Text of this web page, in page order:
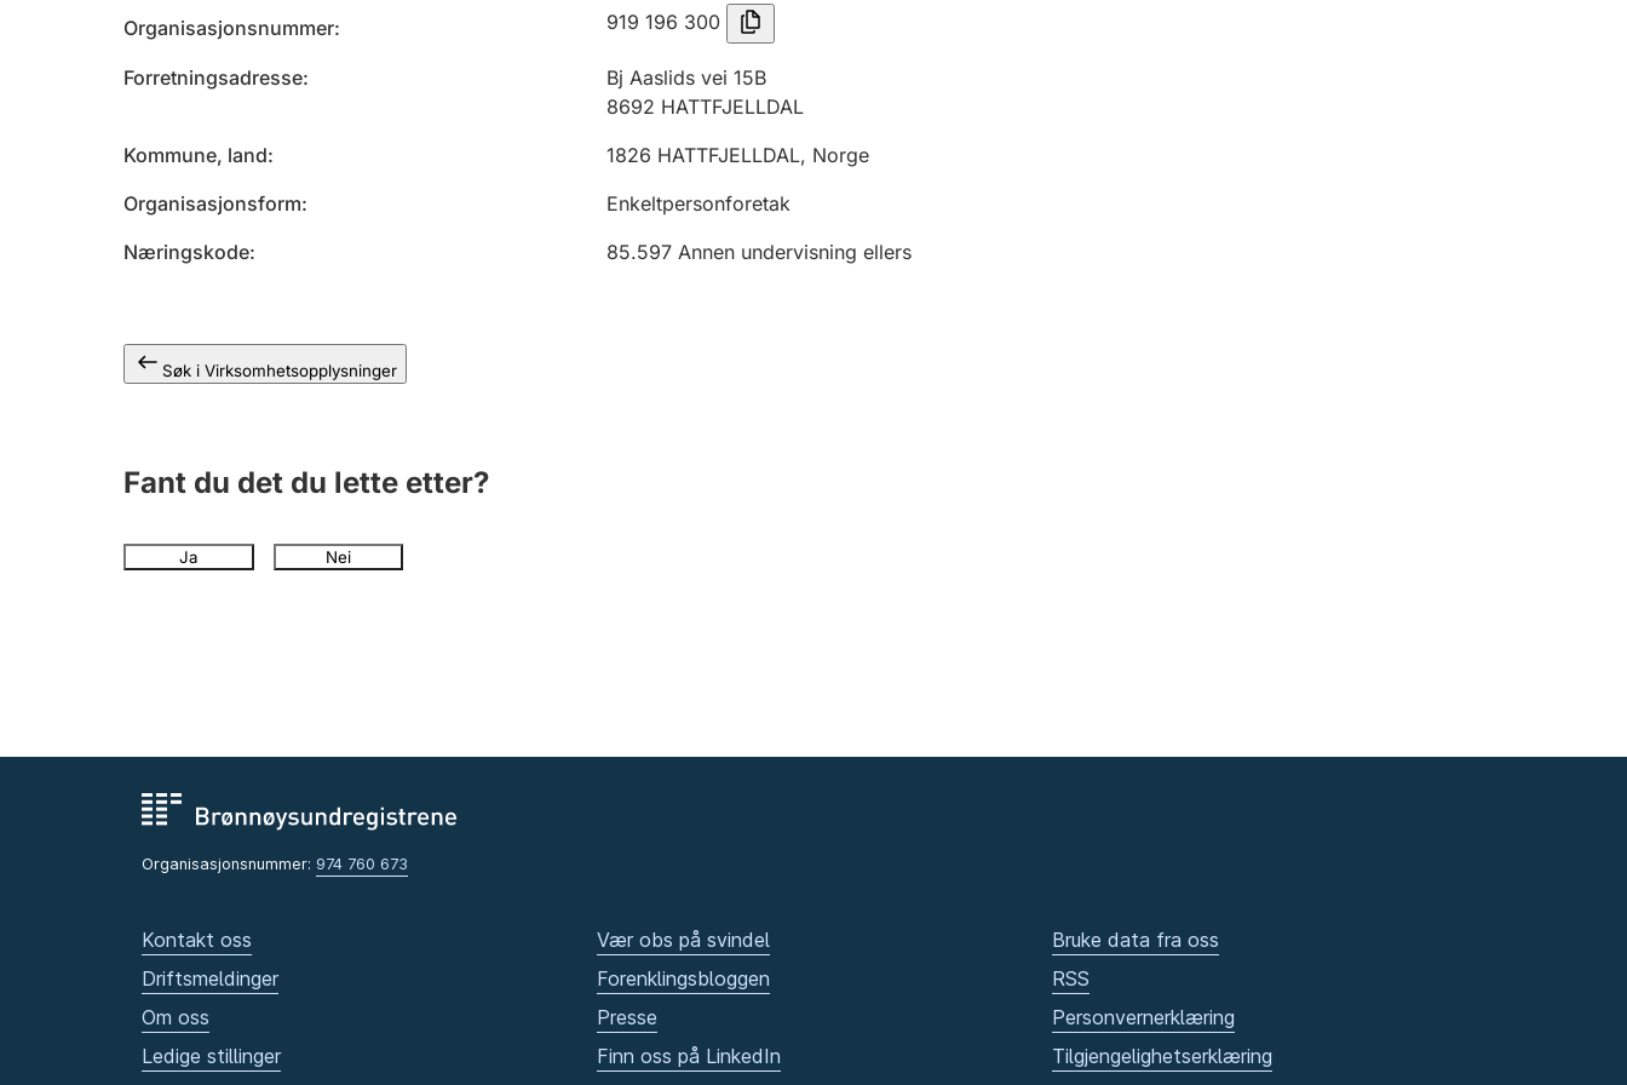
Organisasjonsnummer 919 196 300
Forretningsadresse
Bj Aaslids vei 15B
8692 HATTFJELLDAL
Kommune, land
1826 HATTFJELLDAL, Norge
Organisasjonsform
Enkeltpersonforetak
Næringskode
85.597 Annen undervisning ellers
Søk i Virksomhetsopplysninger
Fant du det du lette etter?
Ja Nei
Organisasjonsnummer: 974 760 673
Kontakt oss
Driftsmeldinger
Om oss
Ledige stillinger
Vær obs på svindel
Forenklingsbloggen
Presse
Finn oss på LinkedIn
Bruke data fra oss
RSS
Personvernerklæring
Tilgjengelighetserklæring